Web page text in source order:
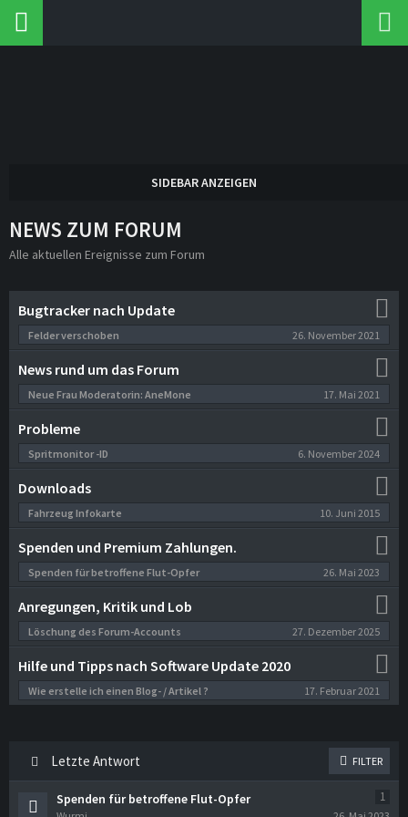
NEWS ZUM FORUM
Alle aktuellen Ereignisse zum Forum
Bugtracker nach Update
Felder verschoben 26. November 2021
News rund um das Forum
Neue Frau Moderatorin: AneMone 17. Mai 2021
Probleme
Spritmonitor -ID 6. November 2024
Downloads
Fahrzeug Infokarte 10. Juni 2015
Spenden und Premium Zahlungen.
Spenden für betroffene Flut-Opfer 26. Mai 2023
Anregungen, Kritik und Lob
Löschung des Forum-Accounts 27. Dezember 2025
Hilfe und Tipps nach Software Update 2020
Wie erstelle ich einen Blog- / Artikel ? 17. Februar 2021
Letzte Antwort FILTER
Spenden für betroffene Flut-Opfer 1